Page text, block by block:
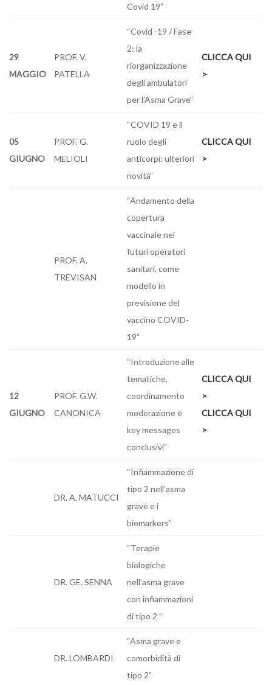
Covid 19”
29
MAGGIO
PROF. V.
PATELLA
“Covid -19 / Fase
2: la
riorganizzazione
degli ambulatori
per l’Asma Grave”
CLICCA QUI
>
05
GIUGNO
PROF. G.
MELIOLI
“COVID 19 e il
ruolo degli
anticorpi: ulteriori
novità”
CLICCA QUI
>
PROF. A.
TREVISAN
“Andamento della
copertura
vaccinale nei
futuri operatori
sanitari, come
modello in
previsione del
vaccino COVID-
19”
12
GIUGNO
PROF. G.W.
CANONICA
“Introduzione alle
tematiche,
coordinamento
moderazione e
key messages
conclusivi”
CLICCA QUI
>
CLICCA QUI
>
DR. A. MATUCCI
“Infiammazione di
tipo 2 nell’asma
grave e i
biomarkers”
DR. GE. SENNA
“Terapie
biologiche
nell’asma grave
con infiammazioni
di tipo 2 ”
DR. LOMBARDI
“Asma grave e
comorbidità di
tipo 2”